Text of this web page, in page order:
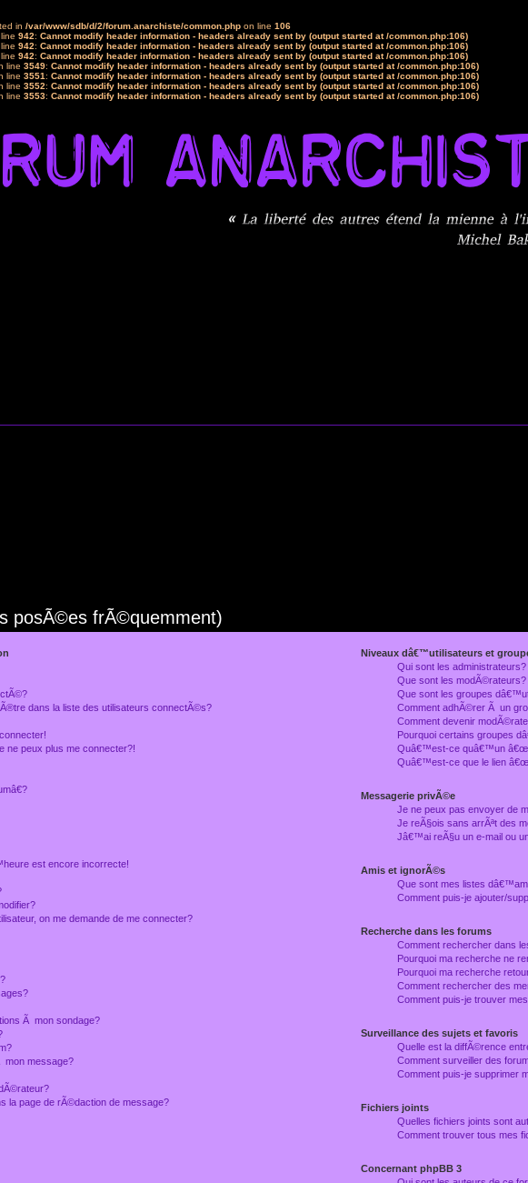
in /var/www/sdb/d/2/forum.anarchiste/common.php on line 106
942: Cannot modify header information - headers already sent by (output started at /common.php:106)
942: Cannot modify header information - headers already sent by (output started at /common.php:106)
942: Cannot modify header information - headers already sent by (output started at /common.php:106)
line 3549: Cannot modify header information - headers already sent by (output started at /common.php:106)
line 3551: Cannot modify header information - headers already sent by (output started at /common.php:106)
line 3552: Cannot modify header information - headers already sent by (output started at /common.php:106)
line 3553: Cannot modify header information - headers already sent by (output started at /common.php:106)
posÃ©es frÃ©quemment)
dans la liste des utilisateurs connectÃ©s?
ne peux plus me connecter?!
est encore incorrecte!
on me demande de me connecter?
Ã mon sondage?
mon message?
la page de rÃ©daction de message?
Niveaux dâ€™utilisateurs et
Qui sont les administrateurs?
Que sont les modÃ©rateurs?
Que sont les groupes
Comment adhÃ©rer Ã un
Comment devenir
Pourquoi certains groupes
Quâ€™est-ce quâ€™un
Quâ€™est-ce que le lien
Messagerie privÃ©e
Je ne peux pas envoyer de
Je reÃ§ois sans arrÃªt des
Jâ€™ai reÃ§u un e-mail ou
Amis et ignorÃ©s
Que sont mes listes
Comment puis-je ajouter/
Recherche dans les forums
Comment rechercher dans
Pourquoi ma recherche ne
Pourquoi ma recherche
Comment rechercher des
Comment puis-je trouver
Surveillance des sujets et favoris
Quelle est la diffÃ©rence
Comment surveiller des
Comment puis-je supprimer
Fichiers joints
Quelles fichiers joints sont
Comment trouver tous mes
Concernant phpBB 3